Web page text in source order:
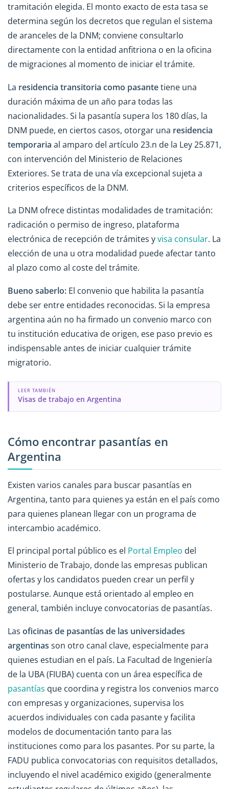
tramitación elegida. El monto exacto de esta tasa se
determina según los decretos que regulan el sistema
de aranceles de la DNM; conviene consultarlo
directamente con la entidad anfitriona o en la oficina
de migraciones al momento de iniciar el trámite.
La residencia transitoria como pasantetiene una
duración máxima de un año para todas las
nacionalidades. Si la pasantía supera los 180 días, la
DNM puede, en ciertos casos, otorgar una residencia
temporaria al amparo del artículo 23.n de la Ley 25.871,
con intervención del Ministerio de Relaciones
Exteriores. Se trata de una vía excepcional sujeta a
criterios específicos de la DNM.
La DNM ofrece distintas modalidades de tramitación:
radicación o permiso de ingreso, plataforma
electrónica de recepción de trámites yvisa consular. La
elección de una u otra modalidad puede afectar tanto
al plazo como al coste del trámite.
Bueno saberlo: El convenio que habilita la pasantía
debe ser entre entidades reconocidas. Si la empresa
argentina aún no ha firmado un convenio marco con
tu institución educativa de origen, ese paso previo es
indispensable antes de iniciar cualquier trámite
migratorio.
LEER TAMBIÉN
Visas de trabajo en Argentina
Cómo encontrar pasantías en
Argentina
Existen varios canales para buscar pasantías en
Argentina, tanto para quienes ya están en el país como
para quienes planean llegar con un programa de
intercambio académico.
El principal portal público es el Portal Empleo del
Ministerio de Trabajo, donde las empresas publican
ofertas y los candidatos pueden crear un perfil y
postularse. Aunque está orientado al empleo en
general, también incluye convocatorias de pasantías.
Las oficinas de pasantías de las universidades
argentinas son otro canal clave, especialmente para
quienes estudian en el país. La Facultad de Ingeniería
de la UBA (FIUBA) cuenta con un área específica de
pasantías que coordina y registra los convenios marco
con empresas y organizaciones, supervisa los
acuerdos individuales con cada pasante y facilita
modelos de documentación tanto para las
instituciones como para los pasantes. Por su parte, la
FADU publica convocatorias con requisitos detallados,
incluyendo el nivel académico exigido (generalmente